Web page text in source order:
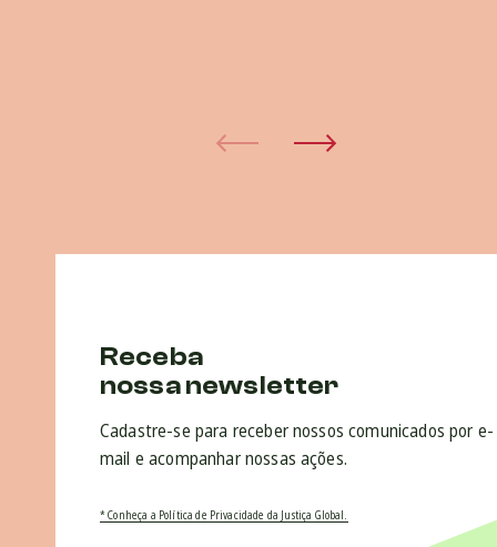
Receba
nossa newsletter
Cadastre-se para receber nossos comunicados por e-
mail e acompanhar nossas ações.
* Conheça a Política de Privacidade da Justiça Global.